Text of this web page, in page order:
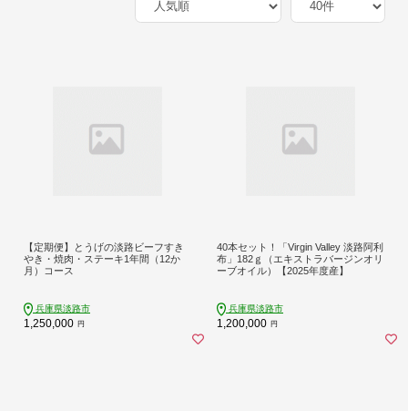
【定期便】とうげの淡路ビーフすき
やき・焼肉・ステーキ1年間（12か
月）コース
兵庫県淡路市
1,250,000 円
40本セット！「Virgin Valley 淡路阿利
布」182ｇ（エキストラバージンオリ
ーブオイル）【2025年度産】
兵庫県淡路市
1,200,000 円